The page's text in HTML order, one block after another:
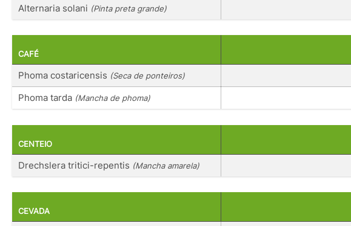
Alternaria solani (Pinta preta grande)
CAFÉ
Phoma costaricensis (Seca de ponteiros)
Phoma tarda (Mancha de phoma)
CENTEIO
Drechslera tritici-repentis (Mancha amarela)
CEVADA